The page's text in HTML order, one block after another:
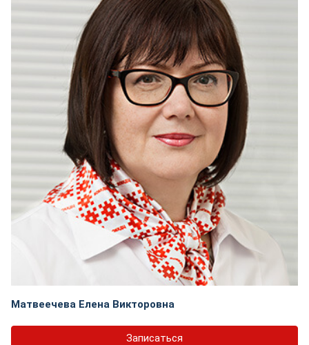
Матвеечева Елена Викторовна
Записаться